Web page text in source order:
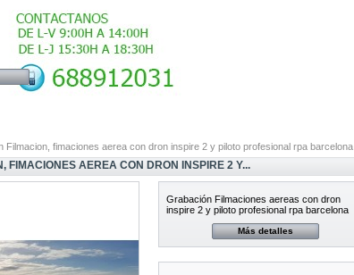
Filmacion, fimaciones aerea con dron inspire 2 y piloto profesional rpa barcelona
FIMACIONES AEREA CON DRON INSPIRE 2 Y...
Grabación Filmaciones aereas con dron
inspire 2 y piloto profesional rpa barcelona
Más detalles